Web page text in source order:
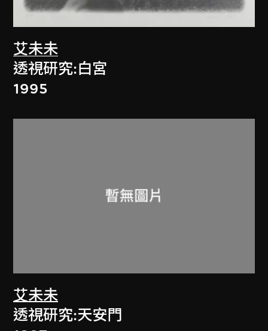
艾未未
透視研究:白宮
1995
艾未未
透視研究:天安門